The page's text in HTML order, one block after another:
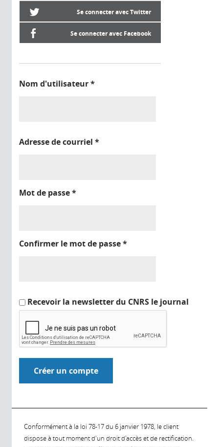
Se connecter avec Twitter
Se connecter avec Facebook
Nom d'utilisateur*
Adresse de courriel *
Mot de passe*
Confirmer le mot de passe*
Recevoir la newsletter du CNRS le journal
Conformément à la loi 78-17 du 6 janvier 1978, le client
dispose à tout moment d'un droit d'accès et de rectification.